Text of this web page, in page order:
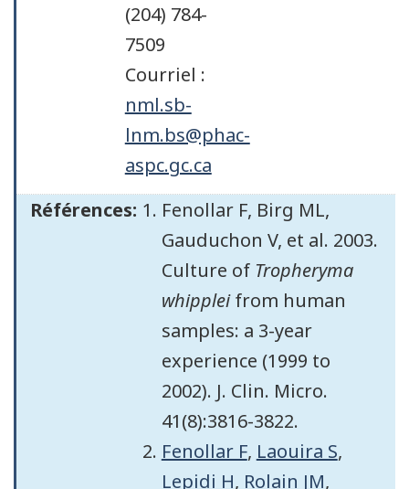
(204) 784-
7509
Courriel :
nml.sb-
lnm.bs@phac-
aspc.gc.ca
Références:
Fenollar F, Birg ML,
Gauduchon V, et al. 2003.
Culture of Tropheryma
whippleifrom human
samples: a 3-year
experience (1999 to
2002). J. Clin. Micro.
41(8):3816-3822.
Fenollar F, Laouira S,
Lepidi H, Rolain JM,